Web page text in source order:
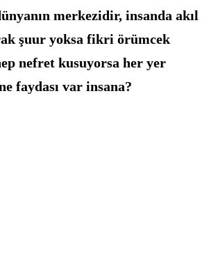
merkezidir, insanda akıl
şuur yoksa fikri örümcek
nefret kusuyorsa her yer
faydası var insana?